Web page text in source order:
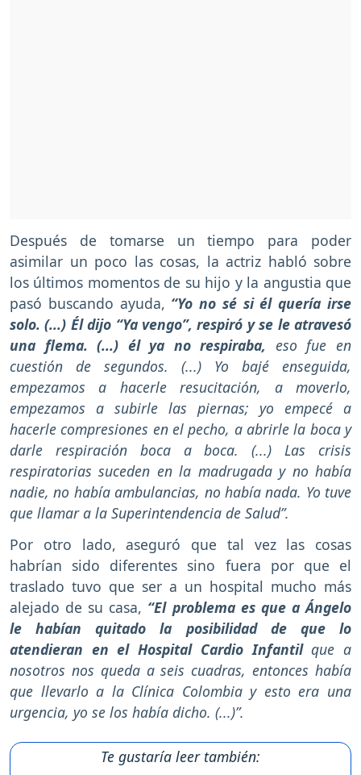
Después de tomarse un tiempo para poder
asimilar un poco las cosas, la actriz habló sobre
los últimos momentos de su hijo y la angustia que
pasó buscando ayuda, “Yo no sé si él quería irse
solo. (...) Él dijo “Ya vengo”, respiró y se le atravesó
una flema. (...) él ya no respiraba, eso fue en
cuestión de segundos. (...) Yo bajé enseguida,
empezamos a hacerle resucitación, a moverlo,
empezamos a subirle las piernas; yo empecé a
hacerle compresiones en el pecho, a abrirle la boca y
darle respiración boca a boca. (...) Las crisis
respiratorias suceden en la madrugada y no había
nadie, no había ambulancias, no había nada. Yo tuve
que llamar a la Superintendencia de Salud”.
Por otro lado, aseguró que tal vez las cosas
habrían sido diferentes sino fuera por que el
traslado tuvo que ser a un hospital mucho más
alejado de su casa, “El problema es que a Ángelo
le habían quitado la posibilidad de que lo
atendieran en el Hospital Cardio Infantilque a
nosotros nos queda a seis cuadras, entonces había
que llevarlo a la Clínica Colombia y esto era una
urgencia, yo se los había dicho. (...)”.
Te gustaría leer también: